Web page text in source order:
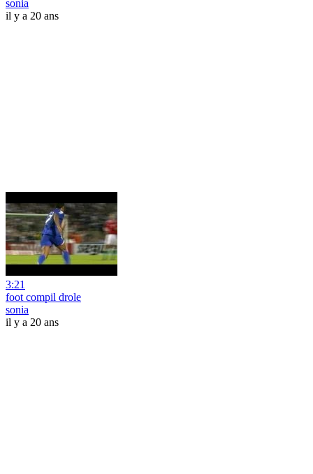
sonia
il y a 20 ans
3:21
foot compil drole
sonia
il y a 20 ans